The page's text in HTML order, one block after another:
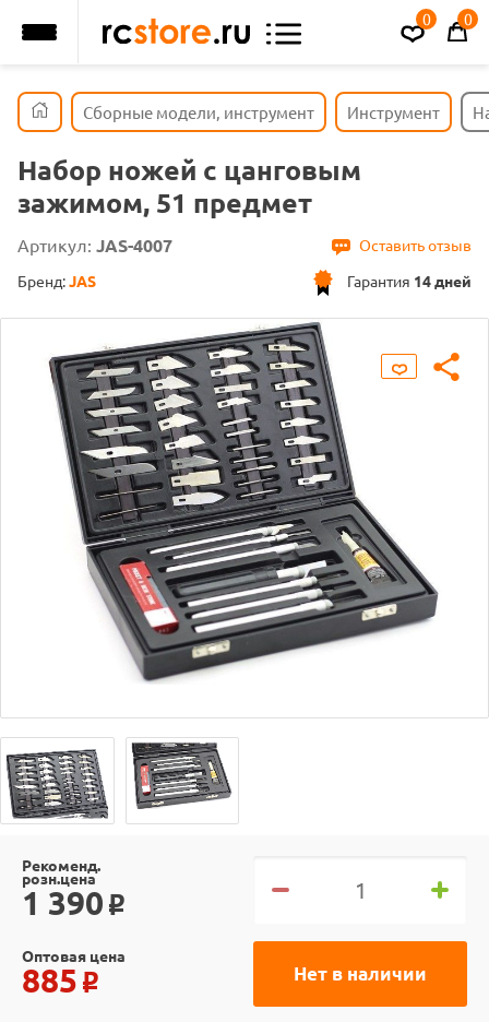
0 0
Сборные модели, инструмент Инструмент
Набор ножей с цанговым
зажимом, 51 предмет
Артикул: JAS-4007
Оставить отзыв
Гарантия 14 дней
Бренд:JAS
Рекоменд.
розн.цена
1 390 o
Нет в наличии
Оптовая цена
885 o